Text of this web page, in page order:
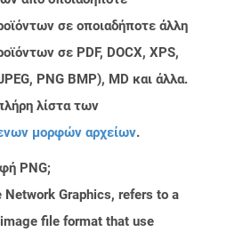
σε οποιαδήποτε άλλη
σε PDF, DOCX, XPS,
PNG BMP), MD και άλλα.
λίστα των
μορφών αρχείων.
PNG;
Network Graphics, refers to a
file format that use